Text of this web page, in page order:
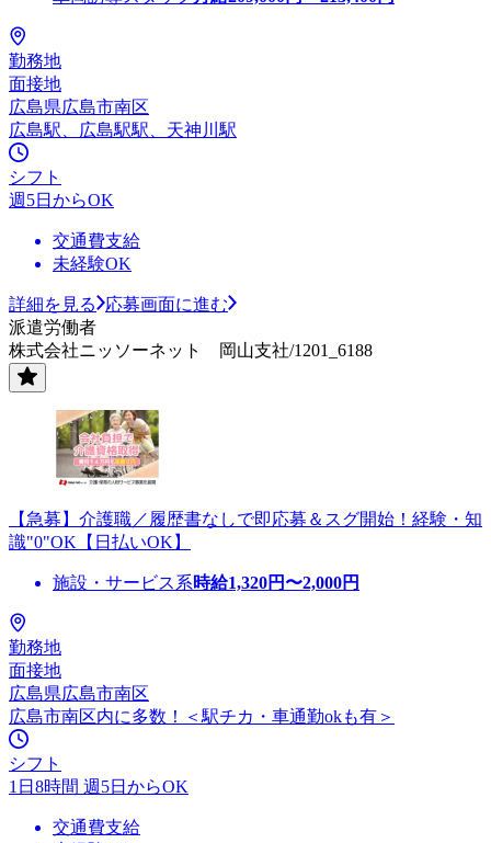
勤務地
面接地
広島県広島市南区
広島駅、広島駅駅、天神川駅
シフト
週5日からOK
交通費支給
未経験OK
詳細を見る
応募画面に進む
派遣労働者
株式会社ニッソーネット 岡山支社/1201_6188
【急募】介護職／履歴書なしで即応募＆スグ開始！経験・知
識"0"OK【日払いOK】
施設・サービス系時給1,320円〜2,000円
勤務地
面接地
広島県広島市南区
広島市南区内に多数！＜駅チカ・車通勤okも有＞
シフト
1日8時間 週5日からOK
交通費支給